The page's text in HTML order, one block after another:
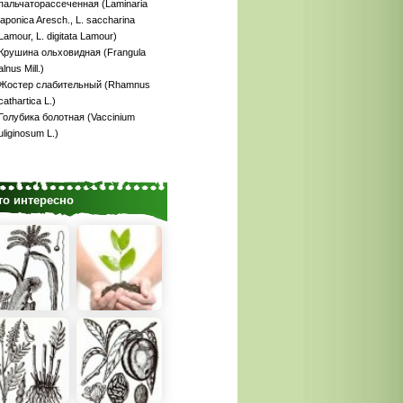
(Laminaria
Aresch., L. saccharina
L. digitata Lamour)
ольховидная (Frangula
Mill.)
слабительный (Rhamnus
L.)
болотная (Vaccinium
L.)
интересно